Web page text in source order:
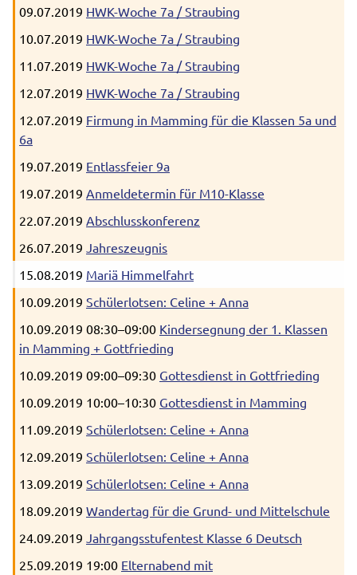
09.07.2019 HWK-Woche 7a / Straubing
10.07.2019 HWK-Woche 7a / Straubing
11.07.2019 HWK-Woche 7a / Straubing
12.07.2019 HWK-Woche 7a / Straubing
12.07.2019 Firmung in Mamming für die Klassen 5a und
6a
19.07.2019 Entlassfeier 9a
19.07.2019 Anmeldetermin für M10-Klasse
22.07.2019 Abschlusskonferenz
26.07.2019 Jahreszeugnis
15.08.2019 Mariä Himmelfahrt
10.09.2019 Schülerlotsen: Celine + Anna
10.09.2019 08:30–09:00 Kindersegnung der 1. Klassen
in Mamming + Gottfrieding
10.09.2019 09:00–09:30 Gottesdienst in Gottfrieding
10.09.2019 10:00–10:30 Gottesdienst in Mamming
11.09.2019 Schülerlotsen: Celine + Anna
12.09.2019 Schülerlotsen: Celine + Anna
13.09.2019 Schülerlotsen: Celine + Anna
18.09.2019 Wandertag für die Grund- und Mittelschule
24.09.2019 Jahrgangsstufentest Klasse 6 Deutsch
25.09.2019 19:00 Elternabend mit